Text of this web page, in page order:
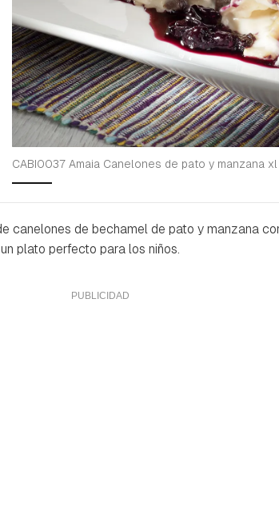
CABI0037 Amaia Canelones de pato y manzana xl
canelones de bechamel de pato y manzana
plato perfecto para los niños.